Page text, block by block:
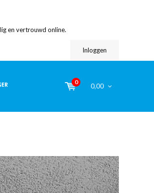
en vertrouwd online.
Inloggen
0
0,00